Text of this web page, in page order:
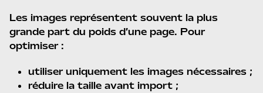
Les images représentent souvent la plus
grande part du poids d’une page. Pour
optimiser :
utiliser uniquement les images nécessaires ;
réduire la taille avant import ;